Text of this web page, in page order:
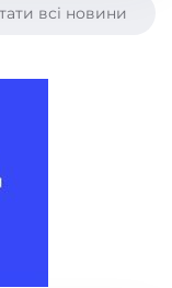
всі новини